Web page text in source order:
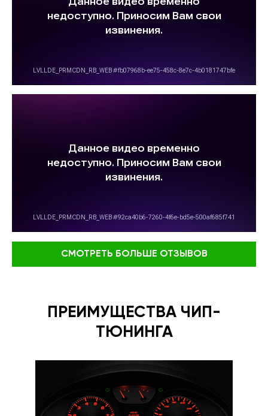
СМОТРЕТЬ БОЛЬШЕ ОТЗЫВОВ
ПРЕИМУЩЕСТВА ЧИП-
ТЮНИНГА